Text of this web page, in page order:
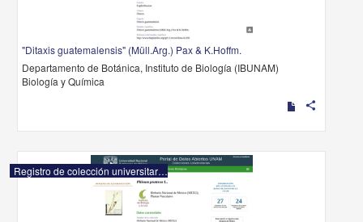
"Ditaxis guatemalensis" (Müll.Arg.) Pax & K.Hoffm.
Departamento de Botánica, Instituto de Biología (IBUNAM)
Biología y Química
share
Registro de colección universitaria